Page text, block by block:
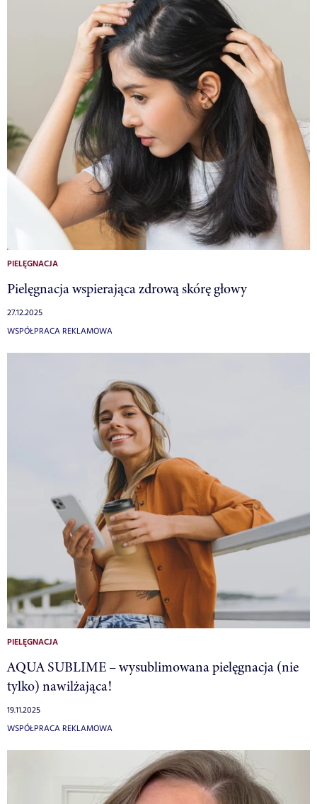
PIELĘGNACJA
Pielęgnacja wspierająca zdrową skórę głowy
27.12.2025
WSPÓŁPRACA REKLAMOWA
PIELĘGNACJA
AQUA SUBLIME – wysublimowana pielęgnacja (nie
tylko) nawilżająca!
19.11.2025
WSPÓŁPRACA REKLAMOWA